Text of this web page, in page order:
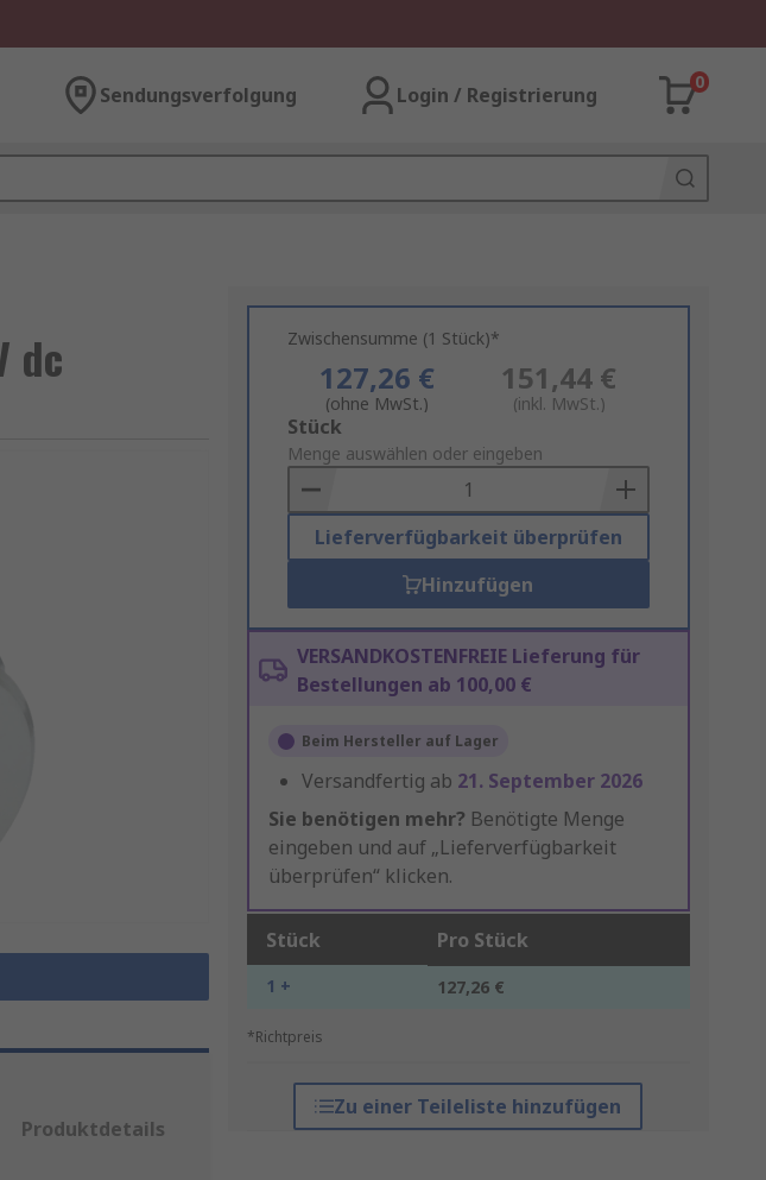
Sendungsverfolgung Login / Registrierung
0
dc Zwischensumme (1 Stück)*
127,26 €
(ohne MwSt.)
151,44 €
(inkl. MwSt.)
Add
to
Basket
Stück
Menge auswählen oder eingeben
Lieferverfügbarkeit überprüfen
Hinzufügen
VERSANDKOSTENFREIE Lieferung für
Bestellungen ab 100,00 €
Beim Hersteller auf Lager
Versandfertig ab 21. September 2026
Sie benötigen mehr? Benötigte Menge
eingeben und auf „Lieferverfügbarkeit
überprüfen“ klicken.
Stück Pro Stück
1 + 127,26 €
*Richtpreis
Zu einer Teileliste hinzufügen
Produktdetails